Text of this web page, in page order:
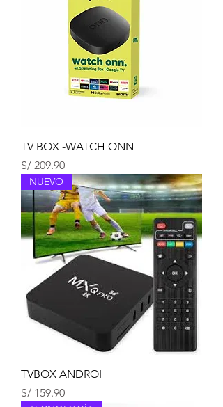
TV BOX -WATCH ONN
Precio
S/ 209.90
NUEVO
TVBOX ANDROI
Precio
S/ 159.90